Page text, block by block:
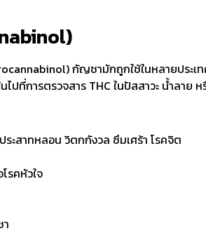
กัญชามักถูกใช้ในหลายประเท
การตรวจสาร THC ในปัสสาวะ น้ำลาย ห
ะสาทหลอน วิตกกังวล ซึมเศร้า โรคจิต
รคหัวใจ